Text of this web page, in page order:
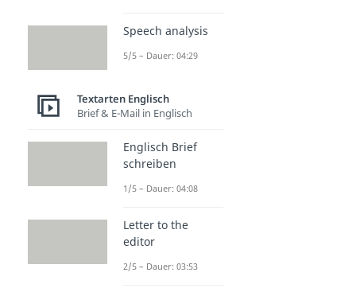
Speech analysis
5/5 – Dauer: 04:29
Textarten Englisch
Brief & E-Mail in Englisch
Englisch Brief
schreiben
1/5 – Dauer: 04:08
Letter to the
editor
2/5 – Dauer: 03:53